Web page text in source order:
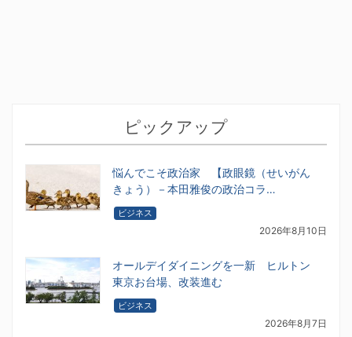
ピックアップ
悩んでこそ政治家 【政眼鏡（せいがん
きょう）－本田雅俊の政治コラ…
ビジネス
2026年8月10日
オールデイダイニングを一新 ヒルトン
東京お台場、改装進む
ビジネス
2026年8月7日